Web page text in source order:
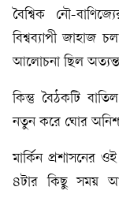
বৈশ্বিক নৌ-
বিশ্বব্যাপী জাহাজ
আলোচনা ছিল
কিন্তু বৈঠকটি
নতুন করে ঘোর
মার্কিন প্রশাসনের
৪টার কিছু সময়